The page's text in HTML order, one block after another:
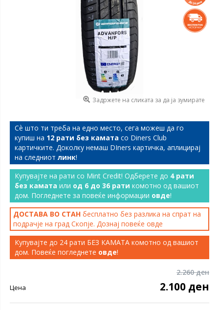
Задржете на сликата за да ја зумирате
Сѐ што ти треба на едно место, сега можеш да го
купиш на 12 рати без камата со Diners Club
картичките. Доколку немаш DIners картичка, аплицирај
на следниот линк!
Купувајте на рати со Mint Credit! Одберете до 4 рати
без камата или од 6 до 36 рати комотно од вашиот
дом. Погледнете за повеќе информации овде!
ДОСТАВА ВО СТАН бесплатно без разлика на спрат на
подрачје на град Скопје. Дознај повеќе овде
Купувајте до 24 рати БЕЗ КАМАТА комотно од вашиот
дом. Повеќе погледнете овде!
2.260 ден
Цена 2.100 ден